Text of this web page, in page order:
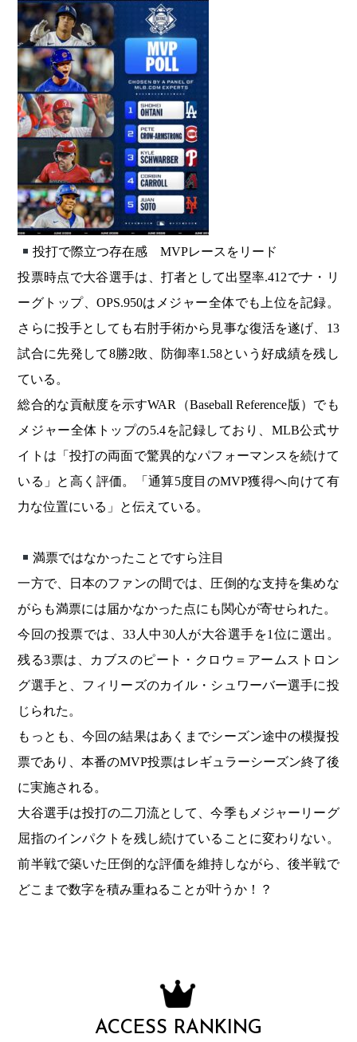
投打で際立つ存在感 MVPレースをリード
投票時点で大谷選手は、打者として出塁率.412でナ・リ
ーグトップ、OPS.950はメジャー全体でも上位を記録。
さらに投手としても右肘手術から見事な復活を遂げ、13
試合に先発して8勝2敗、防御率1.58という好成績を残し
ている。
総合的な貢献度を示すWAR（Baseball Reference版）でも
メジャー全体トップの5.4を記録しており、MLB公式サ
イトは「投打の両面で驚異的なパフォーマンスを続けて
いる」と高く評価。「通算5度目のMVP獲得へ向けて有
力な位置にいる」と伝えている。
満票ではなかったことですら注目
一方で、日本のファンの間では、圧倒的な支持を集めな
がらも満票には届かなかった点にも関心が寄せられた。
今回の投票では、33人中30人が大谷選手を1位に選出。
残る3票は、カブスのピート・クロウ＝アームストロン
グ選手と、フィリーズのカイル・シュワーバー選手に投
じられた。
もっとも、今回の結果はあくまでシーズン途中の模擬投
票であり、本番のMVP投票はレギュラーシーズン終了後
に実施される。
大谷選手は投打の二刀流として、今季もメジャーリーグ
屈指のインパクトを残し続けていることに変わりない。
前半戦で築いた圧倒的な評価を維持しながら、後半戦で
どこまで数字を積み重ねることが叶うか！？
ACCESS RANKING